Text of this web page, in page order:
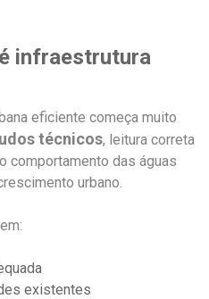
infraestrutura
eficiente começa muito
técnicos, leitura correta
comportamento das águas
urbano.
existentes